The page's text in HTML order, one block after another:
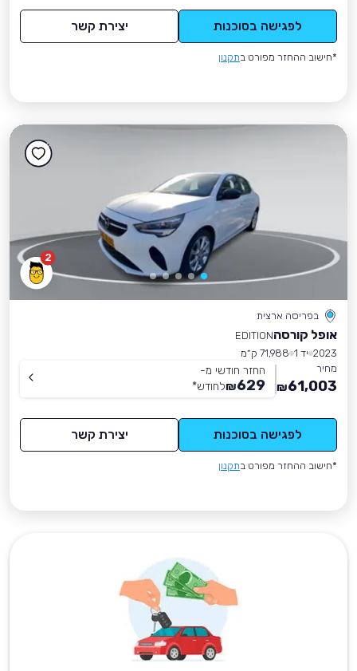
לפגישה בסוכנות יצירת קשר
*חישוב ההחזר מפורט בתקנון
2
בפריסה ארצית
אופל קורסהEDITION
2023 יד 1
71,988 ק״מ
מחיר
61,003
₪
החזר חודשי מ-
629
₪לחודש*
לפגישה בסוכנות יצירת קשר
*חישוב ההחזר מפורט בתקנון